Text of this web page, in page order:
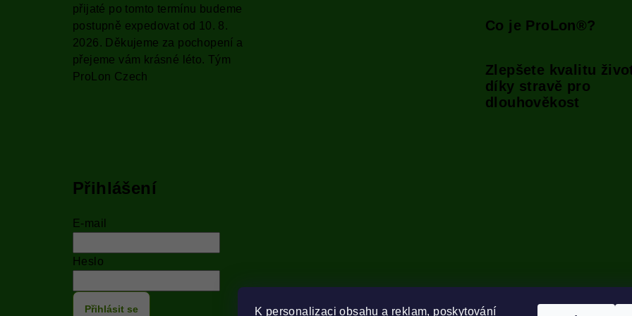
K personalizaci obsahu a reklam, poskytování
přijaté po tomto termínu budeme
postupně expedovat od 10. 8.
2026. Děkujeme za pochopení a
přejeme vám krásné léto. Tým
ProLon Czech
Co je ProLon®?
Zlepšete kvalitu
díky stravě pro
dlouhověkost
Přihlášení
E-mail
Heslo
Přihlásit se